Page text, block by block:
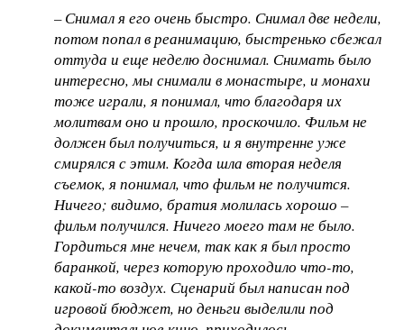
– Снимал я его очень быстро. Снимал две недели,
потом попал в реанимацию, быстренько сбежал
оттуда и еще неделю доснимал. Снимать было
интересно, мы снимали в монастыре, и монахи
тоже играли, я понимал, что благодаря их
молитвам оно и прошло, проскочило. Фильм не
должен был получиться, и я внутренне уже
смирялся с этим. Когда шла вторая неделя
съемок, я понимал, что фильм не получится.
Ничего; видимо, братия молилась хорошо –
фильм получился. Ничего моего там не было.
Гордиться мне нечем, так как я был просто
баранкой, через которую проходило что-то,
какой-то воздух. Сценарий был написан под
игровой бюджет, но деньги выделили под